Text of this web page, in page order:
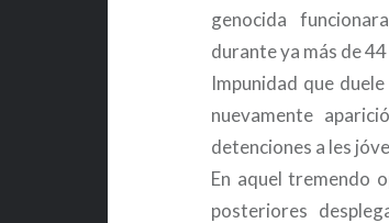
genocida
durante ya más de
Impunidad que
nuevamente
detenciones a les
En aquel tremendo
posteriores